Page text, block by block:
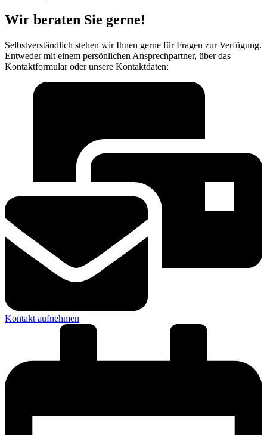
Wir beraten Sie gerne!
Selbstverständlich stehen wir Ihnen gerne für Fragen zur Verfügung.
Entweder mit einem persönlichen Ansprechpartner, über das
Kontaktformular oder unsere Kontaktdaten:
Kontakt aufnehmen